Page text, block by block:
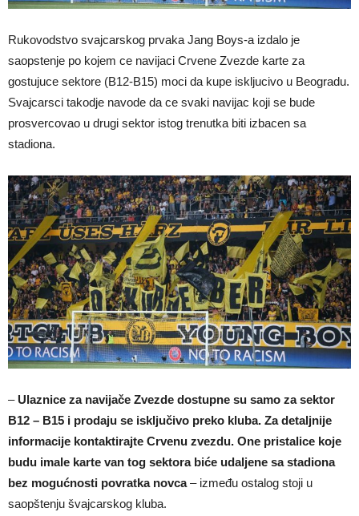
Rukovodstvo svajcarskog prvaka Jang Boys-a izdalo je
saopstenje po kojem ce navijaci Crvene Zvezde karte za
gostujuce sektore (B12-B15) moci da kupe iskljucivo u Beogradu.
Svajcarsci takodje navode da ce svaki navijac koji se bude
prosvercovao u drugi sektor istog trenutka biti izbacen sa
stadiona.
– Ulaznice za navijače Zvezde dostupne su samo za sektor
B12 – B15 i prodaju se isključivo preko kluba. Za detaljnije
informacije kontaktirajte Crvenu zvezdu. One pristalice koje
budu imale karte van tog sektora biće udaljene sa stadiona
bez mogućnosti povratka novca– između ostalog stoji u
saopštenju švajcarskog kluba.